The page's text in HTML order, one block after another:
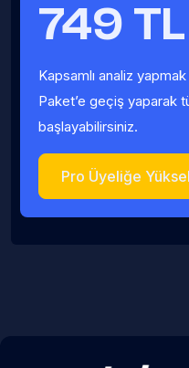
749 TL
Kapsamlı analiz
Paket’e geçiş yaparak
başlayabilirsiniz.
Pro Üyeliğe